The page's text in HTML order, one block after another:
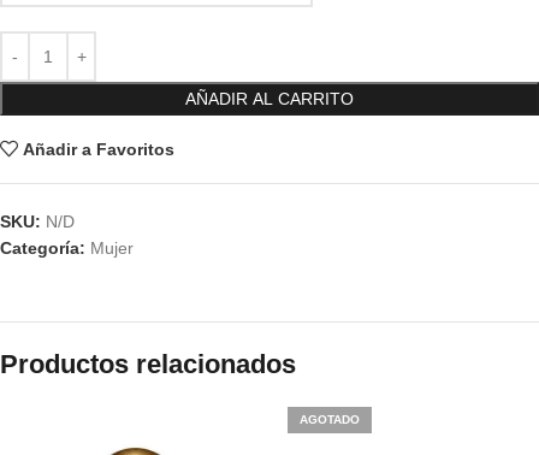
AÑADIR AL CARRITO
Añadir a Favoritos
SKU: N/D
Categoría: Mujer
Productos relacionados
AGOTADO